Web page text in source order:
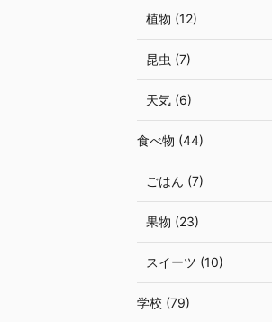
植物 (12)
昆虫 (7)
天気 (6)
食べ物 (44)
ごはん (7)
果物 (23)
スイーツ (10)
学校 (79)